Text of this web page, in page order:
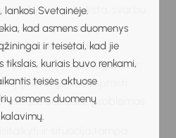
Svetainėje.
kad asmens duomenys
ir teisėtai, kad jie
kuriais buvo renkami,
teisės aktuose
asmens duomenų
nepavyksta, svarbu
esamą situaciją ir
tai bus papildomi
pasikalbėti su kolegomis ir
galima geriau suprasti
susidariusias problemas.